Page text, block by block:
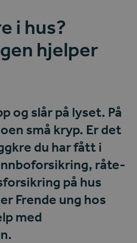
i hus?
hjelper
og slår på lyset. På
små kryp. Er det
du har fått i
, råte-
på hus
Frende ung hos
med